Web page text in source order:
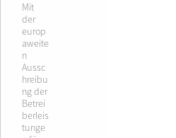
Mit
der
europ
aweite
n
Aussc
hreibu
ng der
Betrei
berleis
tunge